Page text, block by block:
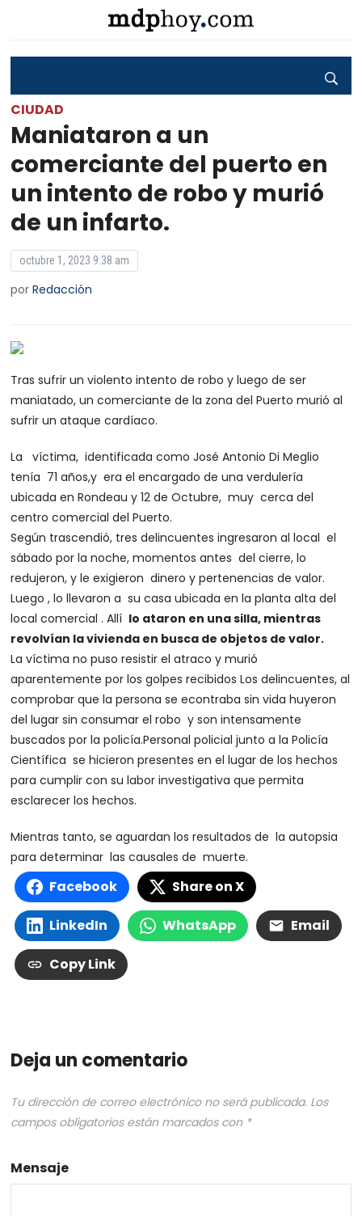
CIUDAD
Maniataron a un
comerciante del puerto en
un intento de robo y murió
de un infarto.
octubre 1, 2023 9:38 am
porRedacción
Tras sufrir un violento intento de robo y luego de ser
maniatado, un comerciante de la zona del Puerto murió al
sufrir un ataque cardíaco.
La víctima, identificada como José Antonio Di Meglio
tenía 71 años,y era el encargado de una verdulería
ubicada en Rondeau y 12 de Octubre, muy cerca del
centro comercial del Puerto.
Según trascendió, tres delincuentes ingresaron al local el
sábado por la noche, momentos antes del cierre, lo
redujeron, y le exigieron dinero y pertenencias de valor.
Luego , lo llevaron a su casa ubicada en la planta alta del
local comercial . Allí lo ataron en una silla, mientras
revolvían la vivienda en busca de objetos de valor.
La víctima no puso resistir el atraco y murió
aparentemente por los golpes recibidos Los delincuentes, al
comprobar que la persona se econtraba sin vida huyeron
del lugar sin consumar el robo y son intensamente
buscados por la policía.Personal policial junto a la Policía
Científica se hicieron presentes en el lugar de los hechos
para cumplir con su labor investigativa que permita
esclarecer los hechos.
Mientras tanto, se aguardan los resultados de la autopsia
para determinar las causales de muerte.
Facebook Share on X
LinkedIn WhatsApp Email
Copy Link
Deja un comentario
Tu dirección de correo electrónico no será publicada. Los
campos obligatorios están marcados con *
Mensaje